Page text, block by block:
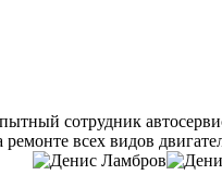
сотрудник
всех видов